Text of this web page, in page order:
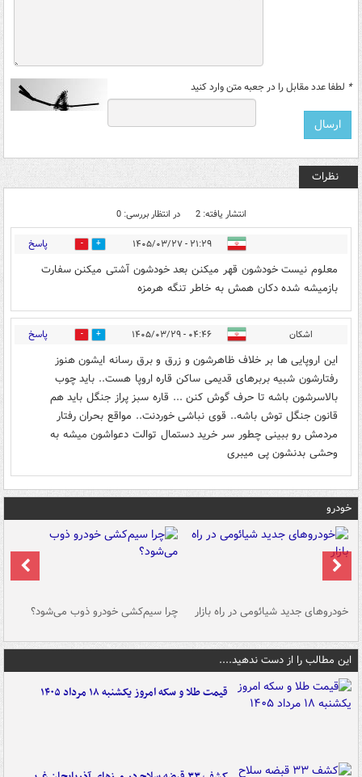
* لطفا عدد مقابل را در جعبه متن وارد کنید
نظرات
انتشار یافته: 2 در انتظار بررسی: 0
۲۱:۲۹ - ۱۴۰۵/۰۳/۲۷ 0 پاسخ
معلوم نیست خودشون قهر میکنن بعد خودشون آشتی میکنن سفارت
بازمیشه شده دکان همش به خاطر تنگه هرمزه
اشکان ۰۴:۴۶ - ۱۴۰۵/۰۳/۲۹ 0 پاسخ
این اروپایی ها بر خلاف ظاهرشون و زرق و برق رسانه ایشون هنوز
رفتارشون شبیه بربرهای قدیمی ساکن قاره اروپا هست.. باید چوب
بالاسرشون باشه تا حرف گوش کنن ... قاره سبز پراز جنگل باید هم
قانون جنگل توش باشه.. قوی نباشی خوردنت.. مواقع بحران رفتار
مردمش رو ببینی چطور سر خرید دستمال توالت دعواشون میشه به
وحشی بدنشون پی میبری
خودرو
خودروهای جدید شیائومی در راه بازار چرا سیم‌کشی خودرو ذوب می‌شود؟
این مطالب را از دست ندهید....
قیمت طلا و سکه امروز یکشنبه ۱۸ مرداد ۱۴۰۵